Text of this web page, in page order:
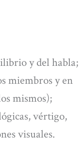
y del habla;
miembros y en
mismos);
vértigo,
visuales.